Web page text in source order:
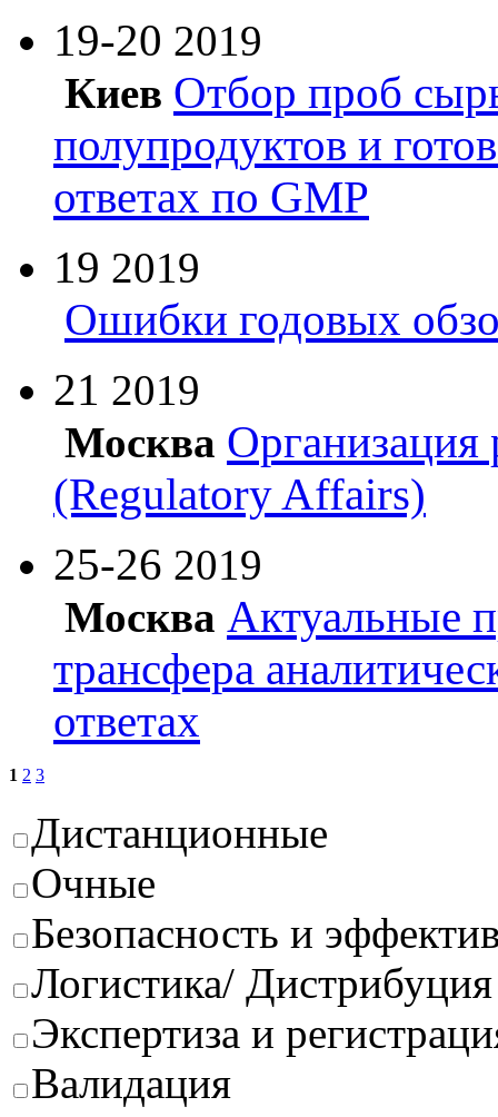
19-20 2019
Киев Отбор проб
полупродуктов и
ответах по GMP
19 2019
Ошибки годовых
21 2019
Москва Организация
(Regulatory Affairs)
25-26 2019
Москва Актуальные
трансфера
ответах
1 2 3
Дистанционные
Очные
Безопасность и
Логистика/
Экспертиза и
Валидация